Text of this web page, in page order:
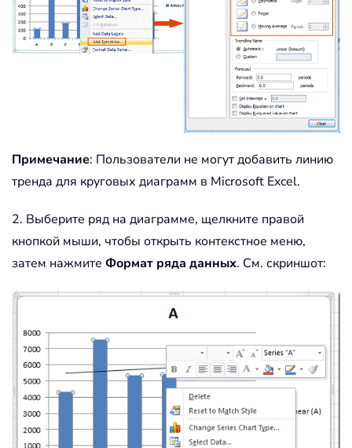
Примечание: Пользователи не могут добавить линию
тренда для круговых диаграмм в Microsoft Excel.
2. Выберите ряд на диаграмме, щелкните правой
кнопкой мыши, чтобы открыть контекстное меню,
затем нажмите Формат ряда данных. См. скриншот: